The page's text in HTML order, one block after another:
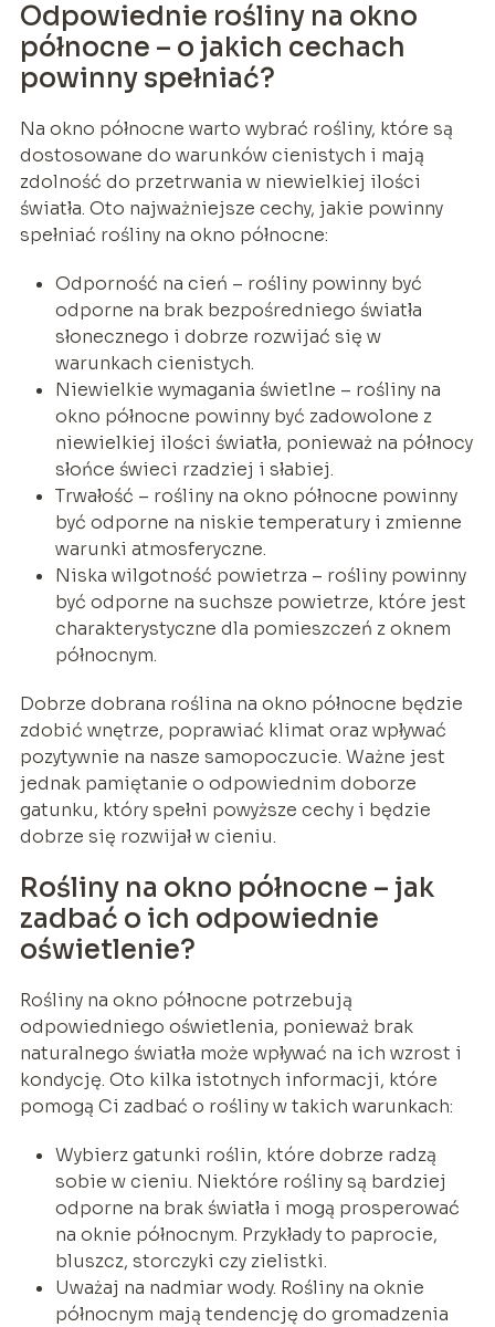
Odpowiednie rośliny na okno
północne – o jakich cechach
powinny spełniać?
Na okno północne warto wybrać rośliny, które są
dostosowane do warunków cienistych i mają
zdolność do przetrwania w niewielkiej ilości
światła. Oto najważniejsze cechy, jakie powinny
spełniać rośliny na okno północne:
Odporność na cień – rośliny powinny być
odporne na brak bezpośredniego światła
słonecznego i dobrze rozwijać się w
warunkach cienistych.
Niewielkie wymagania świetlne – rośliny na
okno północne powinny być zadowolone z
niewielkiej ilości światła, ponieważ na północy
słońce świeci rzadziej i słabiej.
Trwałość – rośliny na okno północne powinny
być odporne na niskie temperatury i zmienne
warunki atmosferyczne.
Niska wilgotność powietrza – rośliny powinny
być odporne na suchsze powietrze, które jest
charakterystyczne dla pomieszczeń z oknem
północnym.
Dobrze dobrana roślina na okno północne będzie
zdobić wnętrze, poprawiać klimat oraz wpływać
pozytywnie na nasze samopoczucie. Ważne jest
jednak pamiętanie o odpowiednim doborze
gatunku, który spełni powyższe cechy i będzie
dobrze się rozwijał w cieniu.
Rośliny na okno północne – jak
zadbać o ich odpowiednie
oświetlenie?
Rośliny na okno północne potrzebują
odpowiedniego oświetlenia, ponieważ brak
naturalnego światła może wpływać na ich wzrost i
kondycję. Oto kilka istotnych informacji, które
pomogą Ci zadbać o rośliny w takich warunkach:
Wybierz gatunki roślin, które dobrze radzą
sobie w cieniu. Niektóre rośliny są bardziej
odporne na brak światła i mogą prosperować
na oknie północnym. Przykłady to paprocie,
bluszcz, storczyki czy zielistki.
Uważaj na nadmiar wody. Rośliny na oknie
północnym mają tendencję do gromadzenia